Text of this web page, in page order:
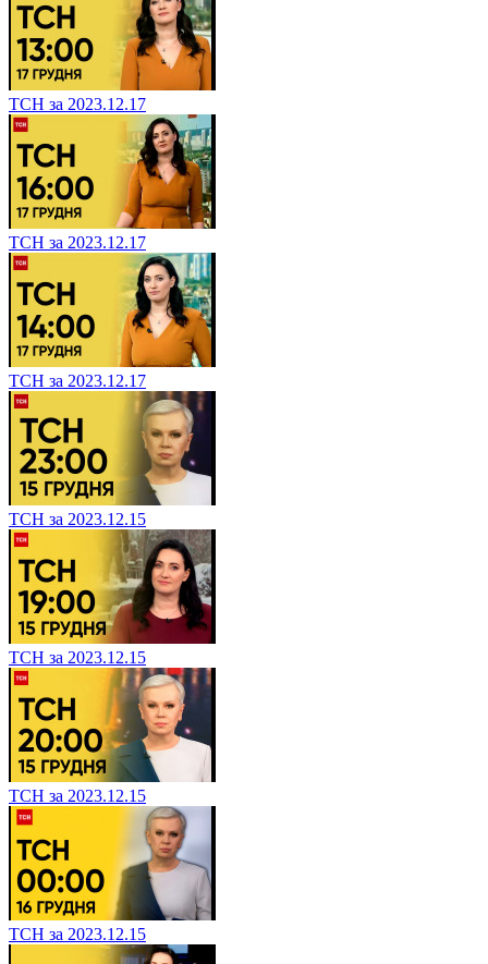
ТСН за 2023.12.17
ТСН за 2023.12.17
ТСН за 2023.12.17
ТСН за 2023.12.15
ТСН за 2023.12.15
ТСН за 2023.12.15
ТСН за 2023.12.15